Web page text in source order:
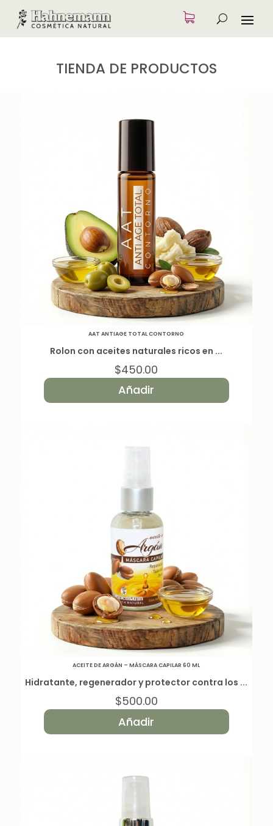
TIENDA DE PRODUCTOS
AAT ANTIAGE TOTAL CONTORNO
Rolon con aceites naturales ricos en ...
$450.00
Añadir
ACEITE DE ARGÁN – MÁSCARA CAPILAR 60 ML
Hidratante, regenerador y protector contra los ...
$500.00
Añadir